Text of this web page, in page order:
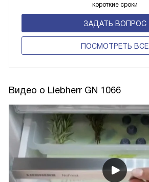
короткие сроки
ЗАДАТЬ ВОПРОС
ПОCМОТРЕТЬ ВСЕ
Видео о Liebherr GN 1066